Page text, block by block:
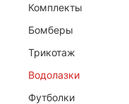
Комплекты
Бомберы
Трикотаж
Водолазки
Футболки